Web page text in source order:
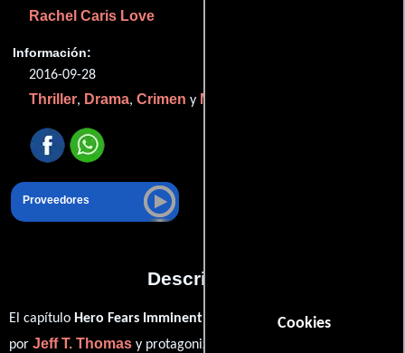
Cookies
Rachel Caris Love
Información:
2016-09-28
Thriller, Drama, Crimen y Misterio
Proveedores
Descripción
El capítulo Hero Fears Imminent Rot
del año 2016, está dirigido
por Jeff T. Thomas y protagonizada por